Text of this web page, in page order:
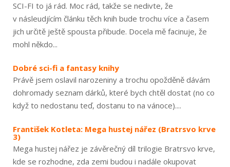
SCI-FI to já rád. Moc rád, takže se nedivte, že
v násleudjícím článku těch knih bude trochu více a časem
jich určitě ještě spousta přibude. Docela mě facinuje, že
mohl někdo...
Dobré sci-fi a fantasy knihy
Právě jsem oslavil narozeniny a trochu opožděně dávám
dohromady seznam dárků, které bych chtěl dostat (no co
když to nedostanu teď, dostanu to na vánoce)....
František Kotleta: Mega hustej nářez (Bratrsvo krve
3)
Mega hustej nářez je závěrečný díl trilogie Bratrsvo krve,
kde se rozhodne, zda zemi budou i nadále okupovat